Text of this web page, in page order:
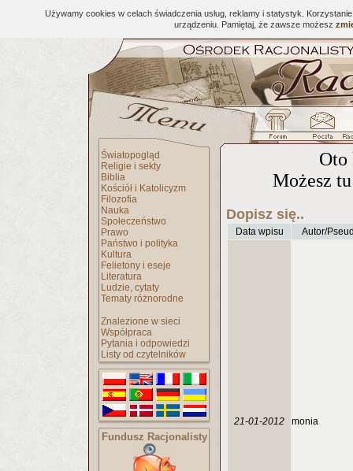
Używamy cookies w celach świadczenia usług, reklamy i statystyk.
urządzeniu. Pamiętaj, że zawsze możesz
Światopogląd
Religie i sekty
Biblia
Kościół i Katolicyzm
Filozofia
Nauka
Społeczeństwo
Prawo
Państwo i polityka
Kultura
Felietony i eseje
Literatura
Ludzie, cytaty
Tematy różnorodne
Znalezione w sieci
Współpraca
Pytania i odpowiedzi
Listy od czytelników
Fundusz Racjonalisty
Oto
Możesz
Dopisz się..
Data wpisu Autor/
21-01-2012 monia